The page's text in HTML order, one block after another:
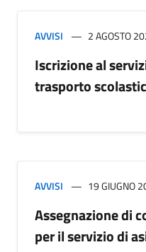
AVVISI 2 AGOSTO
Iscrizione al
trasporto
AVVISI 19 GIUGNO
Assegnazione di
per il servizio di